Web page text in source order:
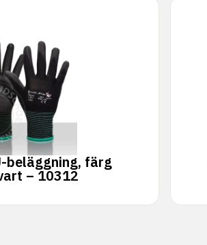
beläggning, färg
– 10312